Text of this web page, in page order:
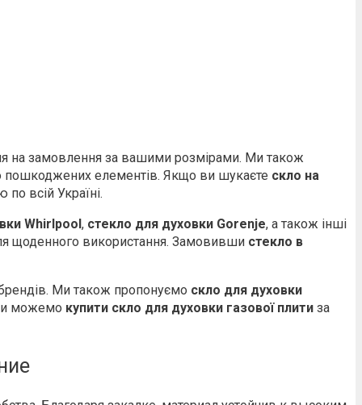
на замовлення за вашими розмірами. Ми також
пошкоджених елементів. Якщо ви шукаєте скло на
всій Україні.
Whirlpool, стекло для духовки Gorenje, а також інші
щоденного використання. Замовивши стекло в
Ми також пропонуємо скло для духовки
можемо купити скло для духовки газової плити за